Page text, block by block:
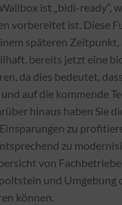
ist „bidi-ready“,
vorbereitet ist. Diese
späteren
bereits jetzt eine
da dies bedeutet,
auf die kommende
hinaus haben Sie
zu
zu
von
und Umgebung
können.